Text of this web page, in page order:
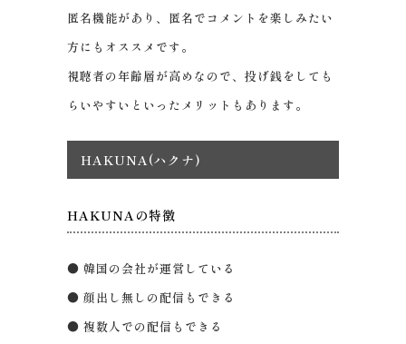
匿名機能があり、匿名でコメントを楽しみたい
方にもオススメです。
視聴者の年齢層が高めなので、投げ銭をしても
らいやすいといったメリットもあります。
HAKUNA(ハクナ)
HAKUNAの特徴
● 韓国の会社が運営している
● 顔出し無しの配信もできる
● 複数人での配信もできる